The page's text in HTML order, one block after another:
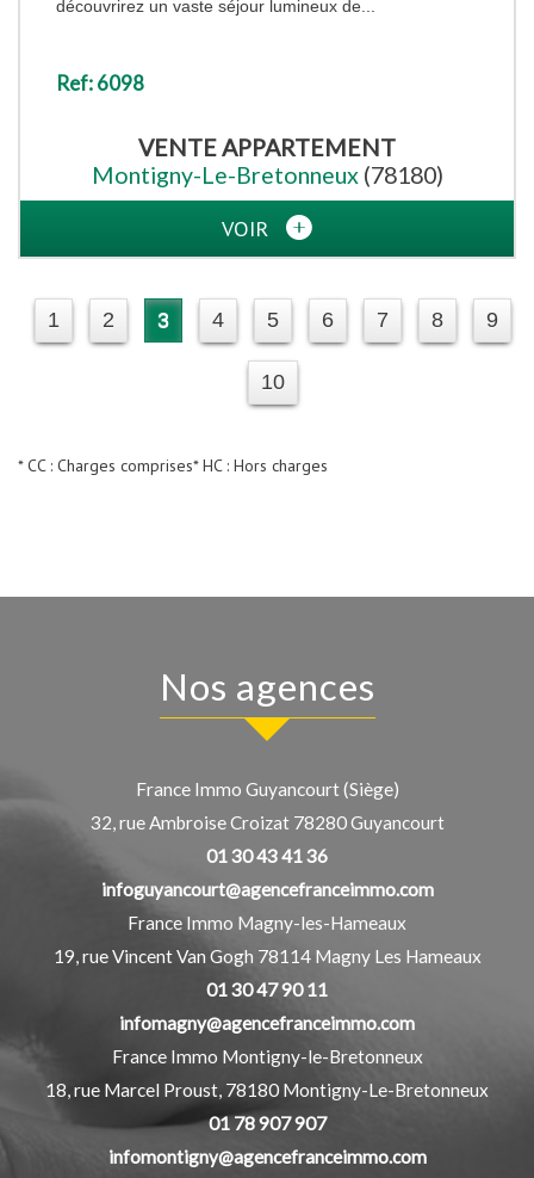
découvrirez un vaste séjour lumineux de...
Ref: 6098
VENTEAPPARTEMENT
Montigny-Le-Bretonneux (78180)
VOIR
1 2 3 4 5 6 7 8 9
10
* CC : Charges comprises* HC : Hors charges
Nos agences
France Immo Guyancourt (Siège)
32, rue Ambroise Croizat 78280Guyancourt
01 30 43 41 36
infoguyancourt@agencefranceimmo.com
France Immo Magny-les-Hameaux
19, rue Vincent Van Gogh 78114 Magny Les Hameaux
01 30 47 90 11
infomagny@agencefranceimmo.com
France Immo Montigny-le-Bretonneux
18, rue Marcel Proust, 78180 Montigny-Le-Bretonneux
01 78 907 907
infomontigny@agencefranceimmo.com